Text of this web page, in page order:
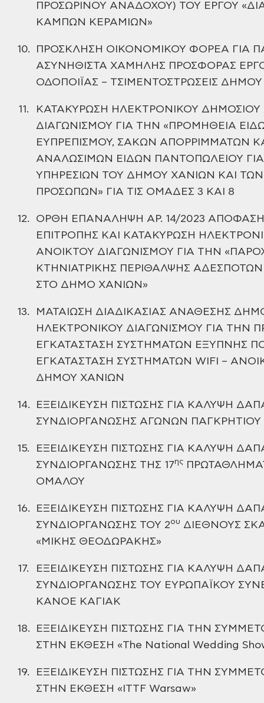
ΠΡΟΣΩΡΙΝΟΥ ΑΝΑΔΟΧΟΥ) ΤΟΥ ΕΡΓΟΥ
ΚΑΜΠΩΝ ΚΕΡΑΜΙΩΝ»
10. ΠΡΟΣΚΛΗΣΗ ΟΙΚΟΝΟΜΙΚΟΥ ΦΟΡΕΑ ΓΙΑ
ΑΣΥΝΗΘΙΣΤΑ ΧΑΜΗΛΗΣ ΠΡΟΣΦΟΡΑΣ
ΟΔΟΠΟΙΪΑΣ – ΤΣΙΜΕΝΤΟΣΤΡΩΣΕΙΣ
11. ΚΑΤΑΚΥΡΩΣΗ ΗΛΕΚΤΡΟΝΙΚΟΥ ΔΗΜΟΣΙΟΥ
ΔΙΑΓΩΝΙΣΜΟΥ ΓΙΑ ΤΗΝ «ΠΡΟΜΗΘΕΙΑ
ΕΥΠΡΕΠΙΣΜΟΥ, ΣΑΚΩΝ ΑΠΟΡΡΙΜΜΑΤΩΝ
ΑΝΑΛΩΣΙΜΩΝ ΕΙΔΩΝ ΠΑΝΤΟΠΩΛΕΙΟΥ ΓΙΑ
ΥΠΗΡΕΣΙΩΝ ΤΟΥ ΔΗΜΟΥ ΧΑΝΙΩΝ ΚΑΙ
ΠΡΟΣΩΠΩΝ» ΓΙΑ ΤΙΣ ΟΜΑΔΕΣ 3 ΚΑΙ 8
12.
ΟΡΘΗ ΕΠΑΝΑΛΗΨΗ ΑΡ. 14/2023
ΕΠΙΤΡΟΠΗΣ ΚΑΙ
ΚΑΤΑΚΥΡΩΣΗ
ΑΝΟΙΚΤΟΥ ΔΙΑΓΩΝΙΣΜΟΥ ΓΙΑ ΤΗΝ
ΚΤΗΝΙΑΤΡΙΚΗΣ ΠΕΡΙΘΑΛΨΗΣ
ΣΤΟ ΔΗΜΟ ΧΑΝΙΩΝ»
13.
ΜΑΤΑΙΩΣΗ ΔΙΑΔΙΚΑΣΙΑΣ ΑΝΑΘΕΣΗΣ
ΗΛΕΚΤΡΟΝΙΚΟΥ ΔΙΑΓΩΝΙΣΜΟΥ ΓΙΑ ΤΗΝ
ΕΓΚΑΤΑΣΤΑΣΗ ΣΥΣΤΗΜΑΤΩΝ ΕΞΥΠΝΗΣ
ΕΓΚΑΤΑΣΤΑΣΗ ΣΥΣΤΗΜΑΤΩΝ WIFI –
ΔΗΜΟΥ ΧΑΝΙΩΝ
14.
ΕΞΕΙΔΙΚΕΥΣΗ ΠΙΣΤΩΣΗΣ ΓΙΑ ΚΑΛΥΨΗ
ΣΥΝΔΙΟΡΓΑΝΩΣΗΣ ΑΓΩΝΩΝ ΠΑΓΚΡΗΤΙΟΥ
15.
ΕΞΕΙΔΙΚΕΥΣΗ ΠΙΣΤΩΣΗΣ ΓΙΑ ΚΑΛΥΨΗ
ΣΥΝΔΙΟΡΓΑΝΩΣΗΣ ΤΗΣ 17ης
ΟΜΑΛΟΥ
16.
ΕΞΕΙΔΙΚΕΥΣΗ ΠΙΣΤΩΣΗΣ ΓΙΑ ΚΑΛΥΨΗ
ΣΥΝΔΙΟΡΓΑΝΩΣΗΣ ΤΟΥ 2ου ΔΙΕΘΝΟΥΣ
«ΜΙΚΗΣ ΘΕΟΔΩΡΑΚΗΣ»
17.
ΕΞΕΙΔΙΚΕΥΣΗ ΠΙΣΤΩΣΗΣ ΓΙΑ ΚΑΛΥΨΗ
ΣΥΝΔΙΟΡΓΑΝΩΣΗΣ ΤΟΥ ΕΥΡΩΠΑΪΚΟΥ
ΚΑΝΟΕ ΚΑΓΙΑΚ
18.
ΕΞΕΙΔΙΚΕΥΣΗ ΠΙΣΤΩΣΗΣ ΓΙΑ ΤΗΝ
ΣΤΗΝ ΕΚΘΕΣΗ «The National Wedding
19.
ΕΞΕΙΔΙΚΕΥΣΗ ΠΙΣΤΩΣΗΣ ΓΙΑ ΤΗΝ
ΣΤΗΝ ΕΚΘΕΣΗ «ITTF Warsaw»